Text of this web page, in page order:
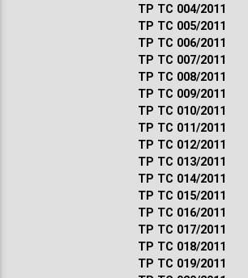
ТР ТС 004/2011
ТР ТС 005/2011
ТР ТС 006/2011
ТР ТС 007/2011
ТР ТС 008/2011
ТР ТС 009/2011
ТР ТС 010/2011
ТР ТС 011/2011
ТР ТС 012/2011
ТР ТС 013/2011
ТР ТС 014/2011
ТР ТС 015/2011
ТР ТС 016/2011
ТР ТС 017/2011
ТР ТС 018/2011
ТР ТС 019/2011